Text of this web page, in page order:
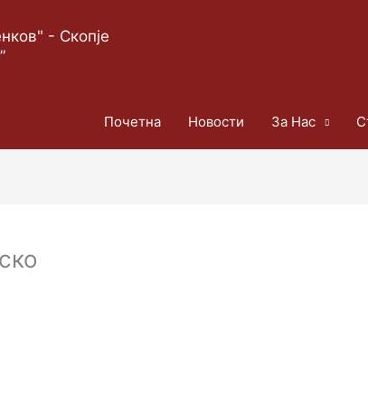
- Скопје
Почетна Новости За Нас